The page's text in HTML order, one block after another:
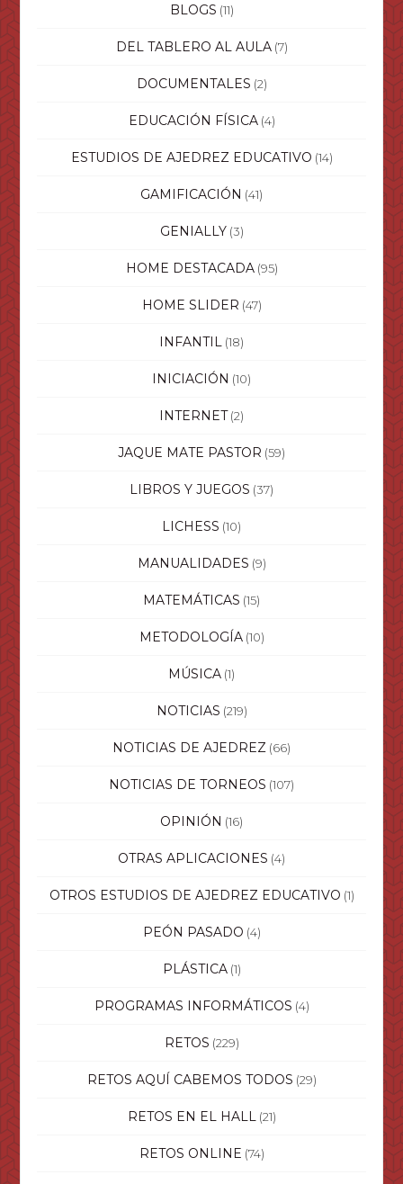
BLOGS (11)
DEL TABLERO AL AULA(7)
DOCUMENTALES (2)
EDUCACIÓN FÍSICA(4)
ESTUDIOS DE AJEDREZ EDUCATIVO (14)
GAMIFICACIÓN (41)
GENIALLY(3)
HOME DESTACADA(95)
HOME SLIDER (47)
INFANTIL (18)
INICIACIÓN (10)
INTERNET(2)
JAQUE MATE PASTOR (59)
LIBROS Y JUEGOS (37)
LICHESS (10)
MANUALIDADES (9)
MATEMÁTICAS (15)
METODOLOGÍA(10)
MÚSICA (1)
NOTICIAS (219)
NOTICIAS DE AJEDREZ (66)
NOTICIAS DE TORNEOS (107)
OPINIÓN (16)
OTRAS APLICACIONES (4)
OTROS ESTUDIOS DE AJEDREZ EDUCATIVO (1)
PEÓN PASADO (4)
PLÁSTICA(1)
PROGRAMAS INFORMÁTICOS (4)
RETOS (229)
RETOS AQUÍ CABEMOS TODOS (29)
RETOS EN EL HALL (21)
RETOS ONLINE (74)